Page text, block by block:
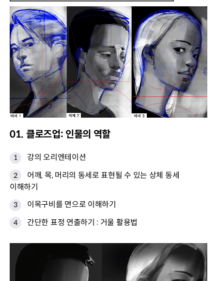
01. 클로즈업: 인물의 역할
강의 오리엔테이션
어깨, 목, 머리의 동세로 표현될 수 있는 상체 동세
이해하기
이목구비를 면으로 이해하기
간단한 표정 연출하기 : 거울 활용법